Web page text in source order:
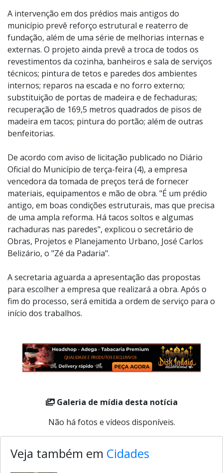
A intervenção em dos prédios mais antigos do
município prevê reforço estrutural e reaterro de
fundação, além de uma série de melhorias internas e
externas. O projeto ainda prevê a troca de todos os
revestimentos da cozinha, banheiros e sala de serviços
técnicos; pintura de tetos e paredes dos ambientes
internos; reparos na escada e no forro externo;
substituição de portas de madeira e de fechaduras;
recuperação de 169,5 metros quadrados de pisos de
madeira em tacos; pintura do portão; além de outras
benfeitorias.
De acordo com aviso de licitação publicado no Diário
Oficial do Município de terça-feira (4), a empresa
vencedora da tomada de preços terá de fornecer
materiais, equipamentos e mão de obra. "É um prédio
antigo, em boas condições estruturais, mas que precisa
de uma ampla reforma. Há tacos soltos e algumas
rachaduras nas paredes", explicou o secretário de
Obras, Projetos e Planejamento Urbano, José Carlos
Belizário, o "Zé da Padaria".
A secretaria aguarda a apresentação das propostas
para escolher a empresa que realizará a obra. Após o
fim do processo, será emitida a ordem de serviço para o
início dos trabalhos.
Galeria de mídia desta notícia
Não há fotos e vídeos disponíveis.
Veja também em Cidades